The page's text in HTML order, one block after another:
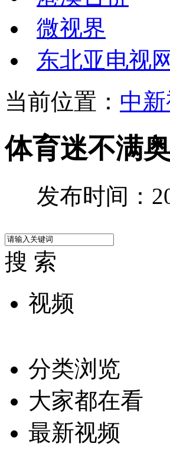
微视界
东北亚电视网
当前位置： 中
体育迷不满
发布时间：
搜 索
视频
分类浏览
大家都在看
最新视频